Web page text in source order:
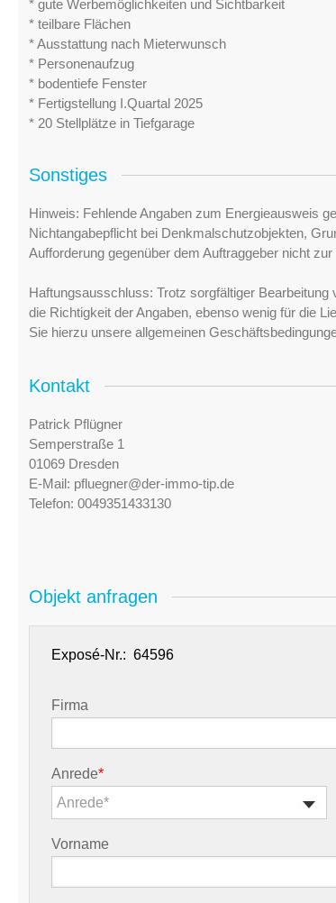
* gute Werbemöglichkeiten und Sichtbarkeit
* teilbare Flächen
* Ausstattung nach Mieterwunsch
* Personenaufzug
* bodentiefe Fenster
* Fertigstellung I.Quartal 2025
* 20 Stellplätze in Tiefgarage
Sonstiges
Hinweis: Fehlende Angaben zum Energieausweis
Nichtangabepflicht bei Denkmalschutzobjekten,
Aufforderung gegenüber dem Auftraggeber nicht zur
Haftungsausschluss: Trotz sorgfältiger
die Richtigkeit der Angaben, ebenso wenig für die
Sie hierzu unsere allgemeinen
Kontakt
Patrick Pflügner
Semperstraße 1
01069 Dresden
E-Mail: pfluegner@der-immo-tip.de
Telefon: 0049351433130
Objekt anfragen
Exposé-Nr.:
Firma
Anrede*
Anrede*
Vorname